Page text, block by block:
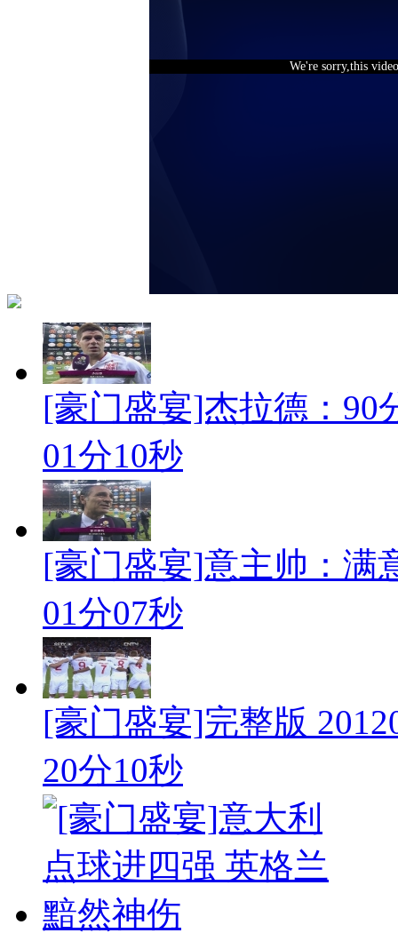
We're sorry,this
[豪门盛宴]杰拉德：90
01分10秒
[豪门盛宴]意主帅：满
01分07秒
[豪门盛宴]完整版
20分10秒